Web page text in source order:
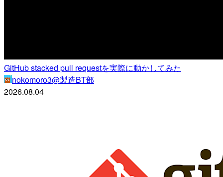
GitHub stacked pull requestを実際に動かしてみた
nokomoro3@製造BT部
2026.08.04